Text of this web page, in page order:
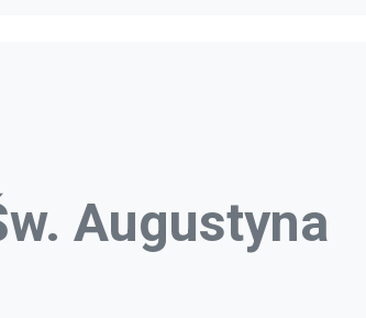
Augustyna